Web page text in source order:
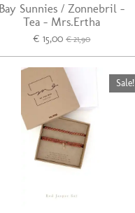
Bay Sunnies / Zonnebril -
Tea - Mrs.Ertha
€ 15,00 € 21,90
Sale!